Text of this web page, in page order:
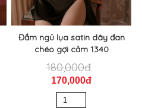
Đầm ngủ lụa satin dây đan
chéo gợi cảm 1340
180,000đ
170,000đ